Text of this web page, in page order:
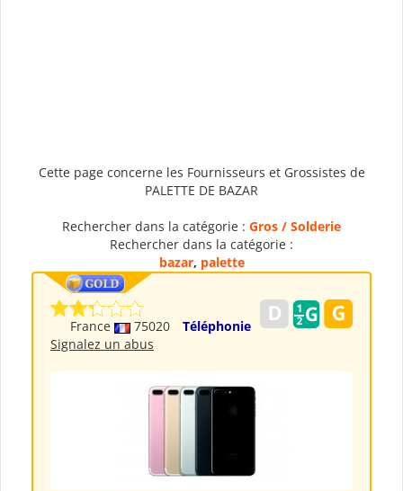
Cette page concerne les Fournisseurs et Grossistes de
PALETTE DE BAZAR
Rechercher dans la catégorie : Gros / Solderie
Rechercher dans la catégorie :
bazar, palette
France 75020
Téléphonie
Signalez un abus